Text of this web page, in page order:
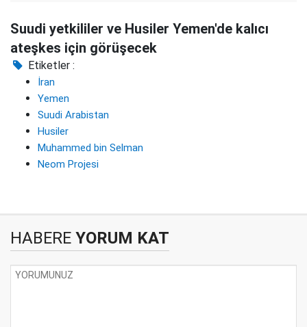
Suudi yetkililer ve Husiler Yemen'de kalıcı
ateşkes için görüşecek
Etiketler :
İran
Yemen
Suudi Arabistan
Husiler
Muhammed bin Selman
Neom Projesi
HABERE YORUM KAT